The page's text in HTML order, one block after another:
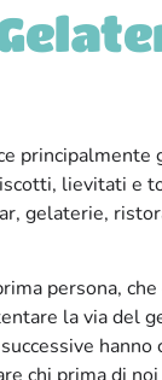
lievitati e
gelaterie,
persona,
la via del
hanno